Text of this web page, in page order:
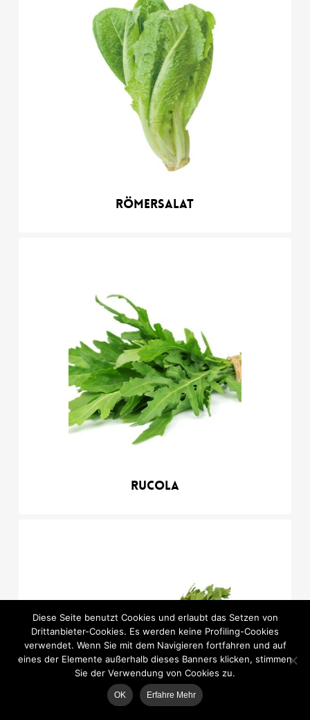
Römersalat
Rucola
Diese Seite benutzt Cookies und erlaubt das Setzen von
Drittanbieter-Cookies. Es werden keine Profiling-Cookies
verwendet. Wenn Sie mit dem Navigieren fortfahren und auf
eines der Elemente außerhalb dieses Banners klicken, stimmen
Sie der Verwendung von Cookies zu.
OK Erfahre Mehr